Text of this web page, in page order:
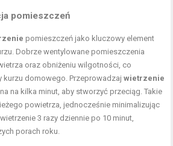
pomieszczeń
pomieszczeń jako kluczowy element
Dobrze wentylowane pomieszczenia
oraz obniżeniu wilgotności, co
kurzu domowego. Przeprowadzajwietrzenie
na kilka minut, aby stworzyć przeciąg. Takie
powietrza, jednocześnie minimalizując
3 razy dziennie po 10 minut,
porach roku.